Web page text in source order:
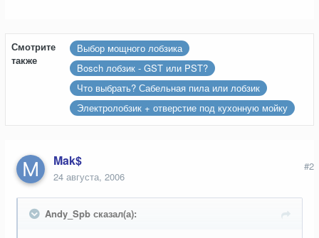
Смотрите
также
Выбор мощного лобзика
Bosch лобзик - GST или PST?
Что выбрать? Сабельная пила или лобзик
Электролобзик + отверстие под кухонную мойку
Mak$
24 августа, 2006
#2
Andy_Spb сказал(а):